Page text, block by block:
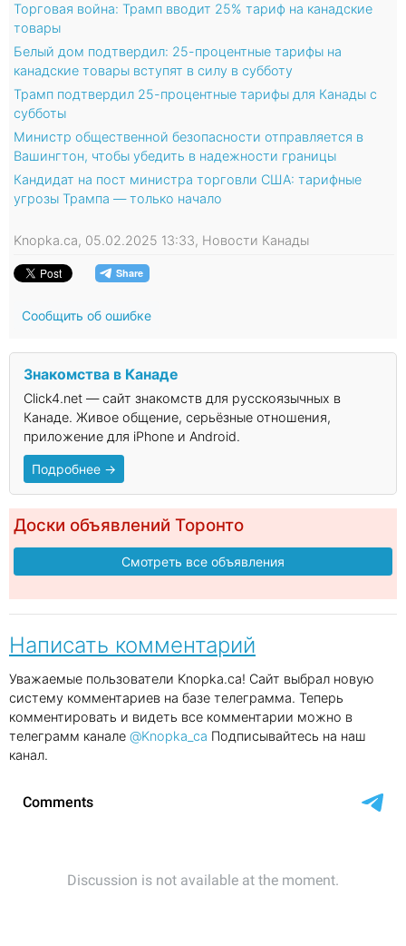
Торговая война: Трамп вводит 25% тариф на канадские
товары
Белый дом подтвердил: 25-процентные тарифы на
канадские товары вступят в силу в субботу
Трамп подтвердил 25-процентные тарифы для Канады с
субботы
Министр общественной безопасности отправляется в
Вашингтон, чтобы убедить в надежности границы
Кандидат на пост министра торговли США: тарифные
угрозы Трампа — только начало
Knopka.ca, 05.02.2025 13:33, Новости Канады
Сообщить об ошибке
Знакомства в Канаде
Click4.net — сайт знакомств для русскоязычных в
Канаде. Живое общение, серьёзные отношения,
приложение для iPhone и Android.
Подробнее →
Доски объявлений Торонто
Смотреть все объявления
Написать комментарий
Уважаемые пользователи Knopka.ca! Сайт выбрал новую
систему комментариев на базе телеграмма. Теперь
комментировать и видеть все комментарии можно в
телеграмм канале @Knopka_ca Подписывайтесь на наш
канал.